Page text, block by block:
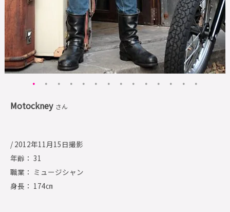
Motockney さん
/ 2012年11月15日撮影
年齢： 31
職業： ミュージシャン
身長： 174㎝